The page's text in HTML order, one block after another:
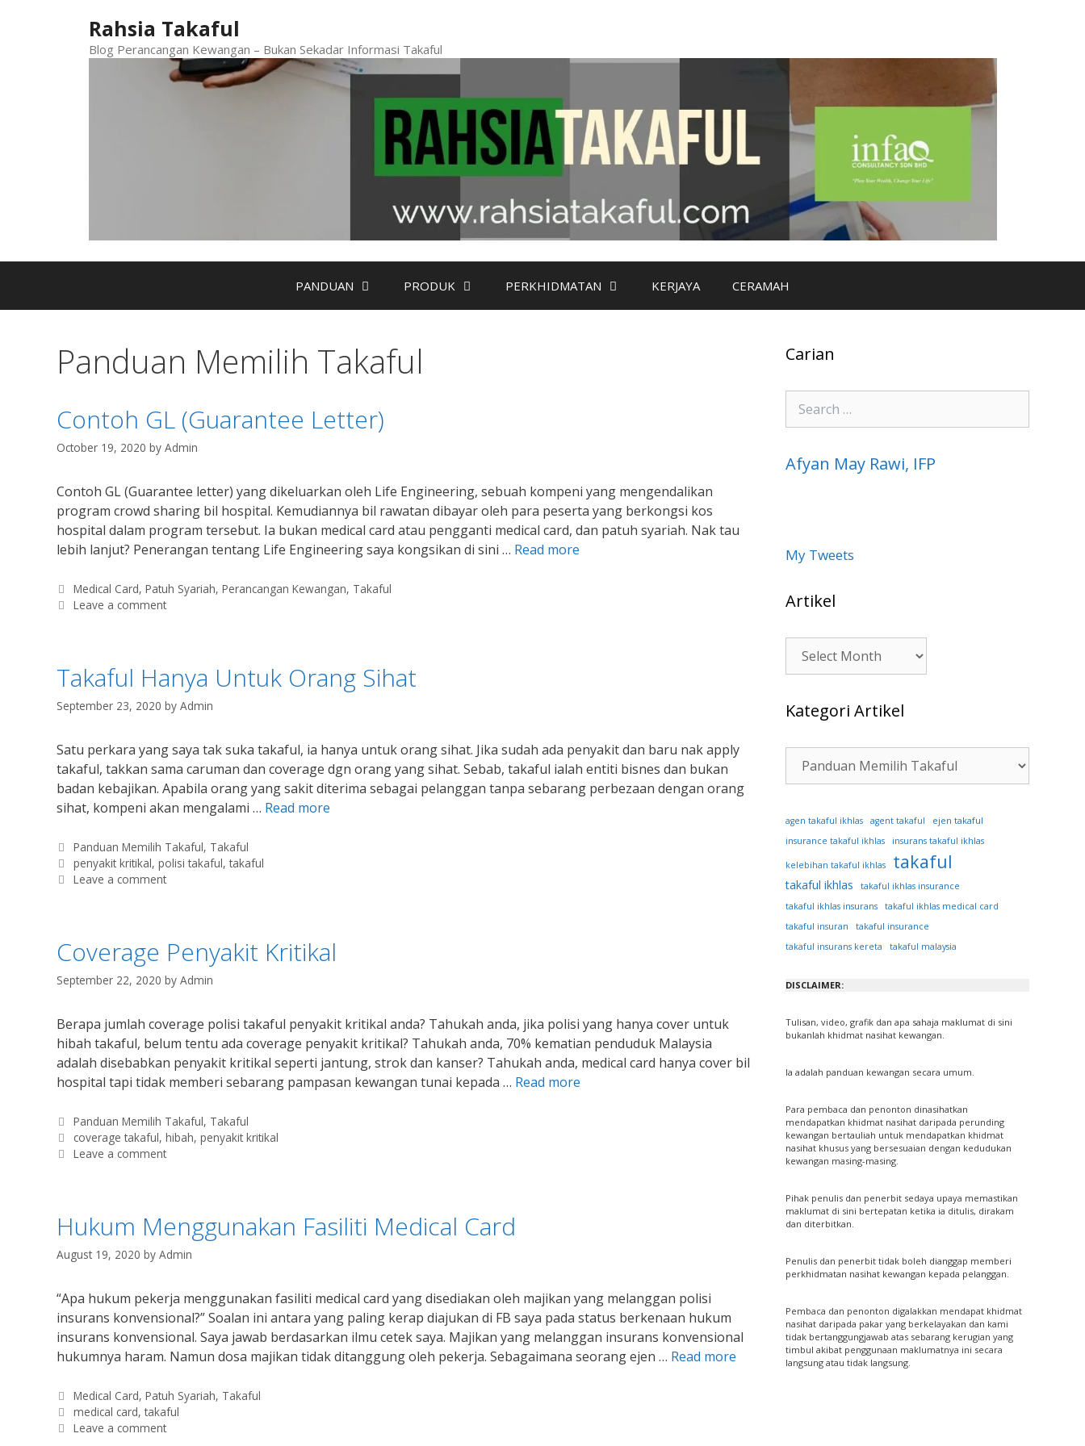
Rahsia Takaful
Blog Perancangan Kewangan – Bukan Sekadar Informasi Takaful
PANDUAN PRODUK PERKHIDMATAN KERJAYA CERAMAH
Panduan Memilih Takaful
Contoh GL (Guarantee Letter)
October 19, 2020 by Admin
Contoh GL (Guarantee letter) yang dikeluarkan oleh Life Engineering, sebuah kompeni yang mengendalikan
program crowd sharing bil hospital. Kemudiannya bil rawatan dibayar oleh para peserta yang berkongsi kos
hospital dalam program tersebut. Ia bukan medical card atau pengganti medical card, dan patuh syariah. Nak tau
lebih lanjut? Penerangan tentang Life Engineering saya kongsikan di sini … Read more
Categories
Medical Card, Patuh Syariah, Perancangan Kewangan, Takaful
Leave a comment
Takaful Hanya Untuk Orang Sihat
September 23, 2020 by Admin
Satu perkara yang saya tak suka takaful, ia hanya untuk orang sihat. Jika sudah ada penyakit dan baru nak apply
takaful, takkan sama caruman dan coverage dgn orang yang sihat. Sebab, takaful ialah entiti bisnes dan bukan
badan kebajikan. Apabila orang yang sakit diterima sebagai pelanggan tanpa sebarang perbezaan dengan orang
sihat, kompeni akan mengalami … Read more
Categories
Panduan Memilih Takaful, Takaful
Tags
penyakit kritikal, polisi takaful, takaful
Leave a comment
Coverage Penyakit Kritikal
September 22, 2020 by Admin
Berapa jumlah coverage polisi takaful penyakit kritikal anda? Tahukah anda, jika polisi yang hanya cover untuk
hibah takaful, belum tentu ada coverage penyakit kritikal? Tahukah anda, 70% kematian penduduk Malaysia
adalah disebabkan penyakit kritikal seperti jantung, strok dan kanser? Tahukah anda, medical card hanya cover bil
hospital tapi tidak memberi sebarang pampasan kewangan tunai kepada … Read more
Categories
Panduan Memilih Takaful, Takaful
Tags
coverage takaful, hibah, penyakit kritikal
Leave a comment
Hukum Menggunakan Fasiliti Medical Card
August 19, 2020 by Admin
“Apa hukum pekerja menggunakan fasiliti medical card yang disediakan oleh majikan yang melanggan polisi
insurans konvensional?” Soalan ini antara yang paling kerap diajukan di FB saya pada status berkenaan hukum
insurans konvensional. Saya jawab berdasarkan ilmu cetek saya. Majikan yang melanggan insurans konvensional
hukumnya haram. Namun dosa majikan tidak ditanggung oleh pekerja. Sebagaimana seorang ejen … Read more
Categories
Medical Card, Patuh Syariah, Takaful
Tags
medical card, takaful
Leave a comment
Carian
Search
for:
Afyan May Rawi, IFP
My Tweets
Artikel
Artikel
Kategori Artikel
Kategori
Artikel
agen takaful ikhlas agent takaful ejen takaful
insurance takaful ikhlas insurans takaful ikhlas
kelebihan takaful ikhlas takaful
takaful ikhlas
takaful ikhlas insurance
takaful ikhlas insurans
takaful ikhlas medical card
takaful insuran
takaful insurance
takaful insurans kereta
takaful malaysia
DISCLAIMER:
Tulisan, video, grafik dan apa sahaja maklumat di sini
bukanlah khidmat nasihat kewangan.
Ia adalah panduan kewangan secara umum.
Para pembaca dan penonton dinasihatkan
mendapatkan khidmat nasihat daripada perunding
kewangan bertauliah untuk mendapatkan khidmat
nasihat khusus yang bersesuaian dengan kedudukan
kewangan masing-masing.
Pihak penulis dan penerbit sedaya upaya memastikan
maklumat di sini bertepatan ketika ia ditulis, dirakam
dan diterbitkan.
Penulis dan penerbit tidak boleh dianggap memberi
perkhidmatan nasihat kewangan kepada pelanggan.
Pembaca dan penonton digalakkan mendapat khidmat
nasihat daripada pakar yang berkelayakan dan kami
tidak bertanggungjawab atas sebarang kerugian yang
timbul akibat penggunaan maklumatnya ini secara
langsung atau tidak langsung.